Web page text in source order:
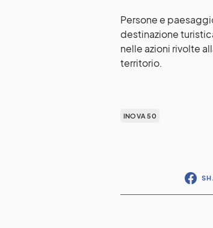
Persone e
destinazione
nelle azioni rivolte
territorio.
INOVA 50